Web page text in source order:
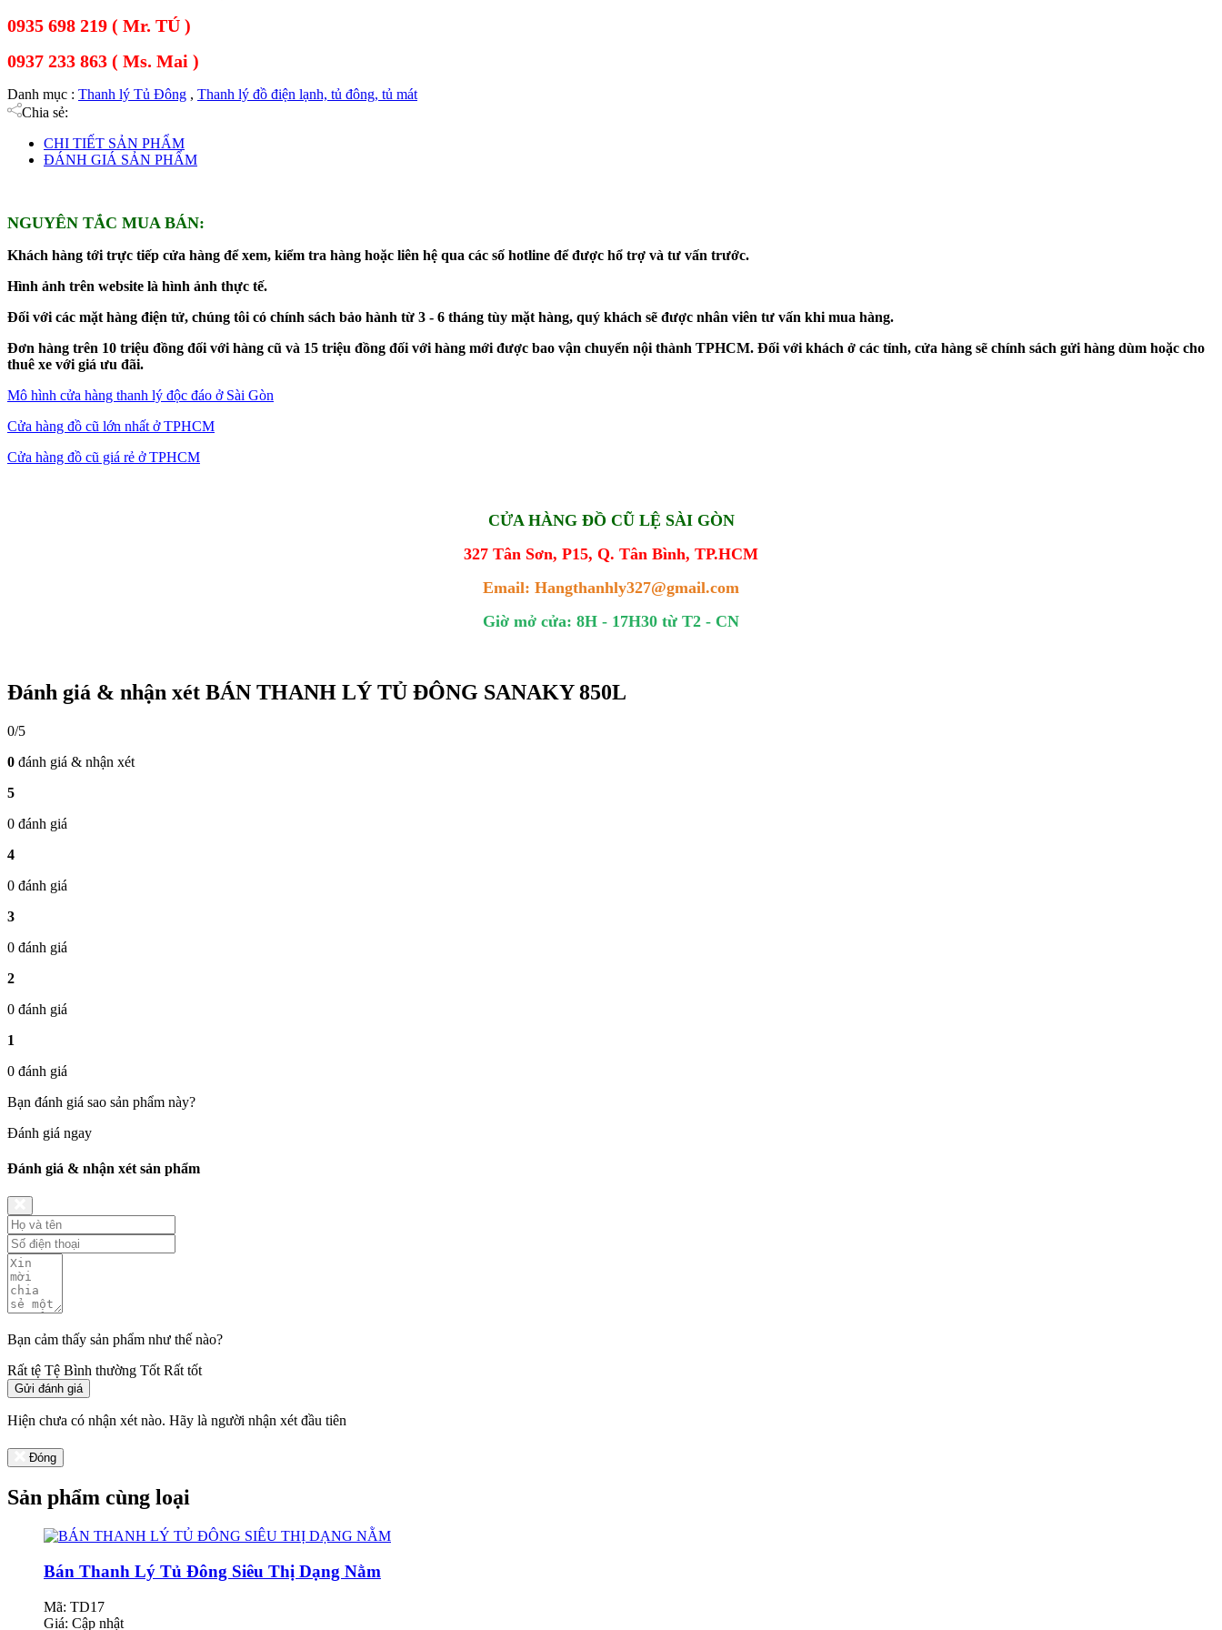
0935 698 219 ( Mr. TÚ )
0937 233 863 ( Ms. Mai )
Danh mục : Thanh lý Tủ Đông , Thanh lý đồ điện lạnh, tủ đông, tủ mát
Chia sẻ:
CHI TIẾT SẢN PHẨM
ĐÁNH GIÁ SẢN PHẨM
NGUYÊN TẮC MUA BÁN:
Khách hàng tới trực tiếp cửa hàng để xem, kiểm tra hàng hoặc liên hệ qua các số hotline để được hổ trợ và tư vấn trước.
Hình ảnh trên website là hình ảnh thực tế.
Đối với các mặt hàng điện tử, chúng tôi có chính sách bảo hành từ 3 - 6 tháng tùy mặt hàng, quý khách sẽ được nhân viên tư vấn khi mua hàng.
Đơn hàng trên 10 triệu đồng đối với hàng cũ và 15 triệu đồng đối với hàng mới được bao vận chuyển nội thành TPHCM. Đối với khách ở các tỉnh, cửa hàng sẽ chính sách gửi hàng dùm hoặc cho
thuê xe với giá ưu đãi.
Mô hình cửa hàng thanh lý độc đáo ở Sài Gòn
Cửa hàng đồ cũ lớn nhất ở TPHCM
Cửa hàng đồ cũ giá rẻ ở TPHCM
CỬA HÀNG ĐỒ CŨ LỆ SÀI GÒN
327 Tân Sơn, P15, Q. Tân Bình, TP.HCM
Email: Hangthanhly327@gmail.com
Giờ mở cửa: 8H - 17H30 từ T2 - CN
Đánh giá & nhận xét BÁN THANH LÝ TỦ ĐÔNG SANAKY 850L
0/5
0 đánh giá & nhận xét
5
0 đánh giá
4
0 đánh giá
3
0 đánh giá
2
0 đánh giá
1
0 đánh giá
Bạn đánh giá sao sản phẩm này?
Đánh giá ngay
Đánh giá & nhận xét sản phẩm
Bạn cảm thấy sản phẩm như thế nào?
Rất tệ Tệ Bình thường Tốt Rất tốt
Gửi đánh giá
Hiện chưa có nhận xét nào. Hãy là người nhận xét đầu tiên
Đóng
Sản phẩm cùng loại
Bán Thanh Lý Tủ Đông Siêu Thị Dạng Nằm
Mã: TD17
Giá: Cập nhật